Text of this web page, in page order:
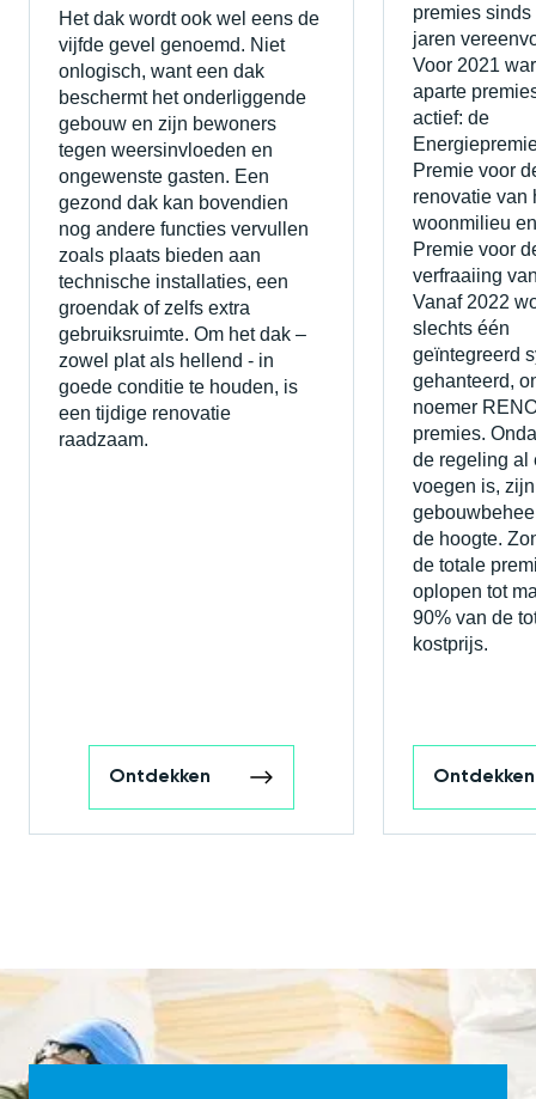
Het dak wordt ook wel eens de
vijfde gevel genoemd. Niet
onlogisch, want een dak
beschermt het onderliggende
gebouw en zijn bewoners
tegen weersinvloeden en
ongewenste gasten. Een
gezond dak kan bovendien
nog andere functies vervullen
zoals plaats bieden aan
technische installaties, een
groendak of zelfs extra
gebruiksruimte. Om het dak –
zowel plat als hellend - in
goede conditie te houden, is
een tijdige renovatie
raadzaam.
Ontdekken
premies
jaren
Voor 2021
aparte
actief: de
Premie voor
renovatie van
woonmilieu
Premie voor
verfraaiing
Vanaf 2022
slechts één
geïntegreerd
gehanteerd,
noemer
premies.
de regeling al
voegen is,
de hoogte.
de totale
oplopen tot
90% van de
kostprijs.
Ontdekken